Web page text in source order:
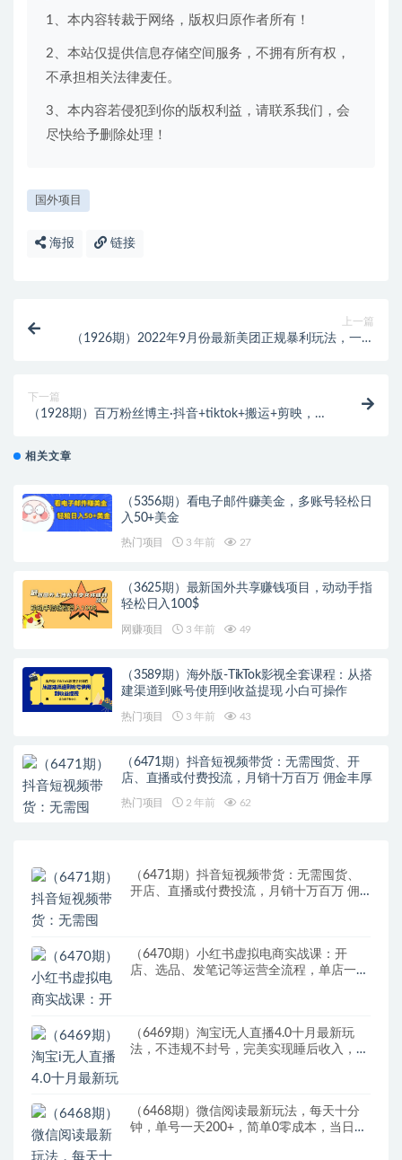
1、本内容转裁于网络，版权归原作者所有！
2、本站仅提供信息存储空间服务，不拥有所有权，
不承担相关法律麦任。
3、本内容若侵犯到你的版权利益，请联系我们，会
尽快给予删除处理！
国外项目
海报 链接
上一篇
（1926期）2022年9月份最新美团正规暴利玩法，一天
下一篇
（1928期）百万粉丝博主·抖音+tiktok+搬运+剪映，从
相关文章
（5356期）看电子邮件赚美金，多账号轻松日
入50+美金
热门项目 3 年前 27
（3625期）最新国外共享赚钱项目，动动手指
轻松日入100$
网赚项目 3 年前 49
（3589期）海外版-TikTok影视全套课程：从搭
建渠道到账号使用到收益提现 小白可操作
热门项目 3 年前 43
（6471期）抖音短视频带货：无需囤货、开
店、直播或付费投流，月销十万百万 佣金丰厚
热门项目 2 年前 62
（6471期）抖音短视频带货：无需囤货、
开店、直播或付费投流，月销十万百万 佣
（6470期）小红书虚拟电商实战课：开
店、选品、发笔记等运营全流程，单店一天
（6469期）淘宝i无人直播4.0十月最新玩
法，不违规不封号，完美实现睡后收入，日
（6468期）微信阅读最新玩法，每天十分
钟，单号一天200+，简单0零成本，当日提